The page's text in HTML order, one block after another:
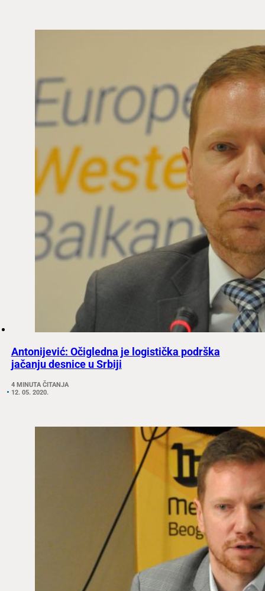
Antonijević: Očigledna je logistička podrška
jačanju desnice u Srbiji
4 MINUTA ČITANJA
12. 05. 2020.